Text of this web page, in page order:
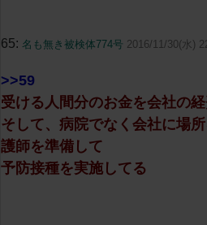
65: 名も無き被検体774号 2016/11/30(水)
>>59
受ける人間分のお金を会社の
そして、病院でなく会社に場
護師を準備して
予防接種を実施してる